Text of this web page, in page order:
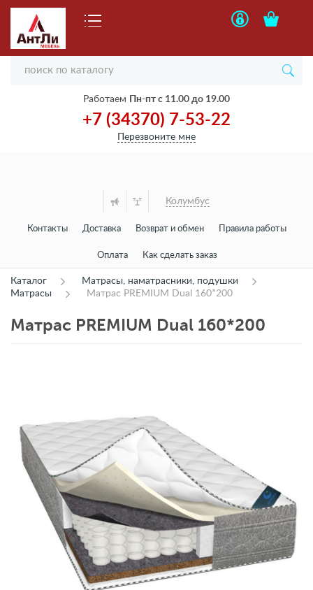
Работаем Пн-пт с 11.00 до 19.00
+7 (34370) 7-53-22
Перезвоните мне
Колумбус
Контакты Доставка Возврат и обмен Правила работы
Оплата Как сделать заказ
Каталог
Матрасы, наматрасники, подушки
Матрасы
Матрас PREMIUM Dual 160*200
Матрас PREMIUM Dual 160*200